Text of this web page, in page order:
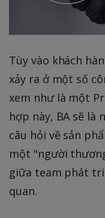
Tùy vào khách
xảy ra ở một số
xem như là một
hợp này, BA sẽ
câu hỏi về sản
một "người
giữa team phát
quan.